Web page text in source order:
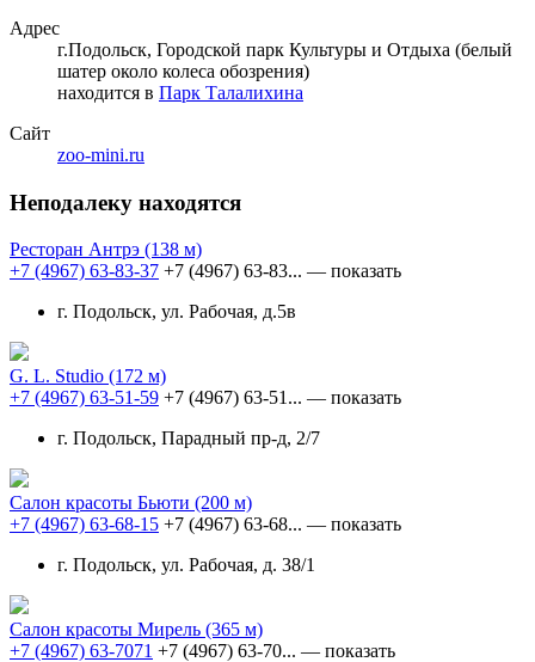
Адрес
г.Подольск, Городской парк Культуры и Отдыха (белый
шатер около колеса обозрения)
находится в Парк Талалихина
Сайт
zoo-mini.ru
Неподалеку находятся
Ресторан Антрэ (138 м)
+7 (4967) 63-83-37 +7 (4967) 63-83... — показать
г. Подольск, ул. Рабочая, д.5в
G. L. Studio (172 м)
+7 (4967) 63-51-59 +7 (4967) 63-51... — показать
г. Подольск, Парадный пр-д, 2/7
Салон красоты Бьюти (200 м)
+7 (4967) 63-68-15 +7 (4967) 63-68... — показать
г. Подольск, ул. Рабочая, д. 38/1
Салон красоты Мирель (365 м)
+7 (4967) 63-7071 +7 (4967) 63-70... — показать